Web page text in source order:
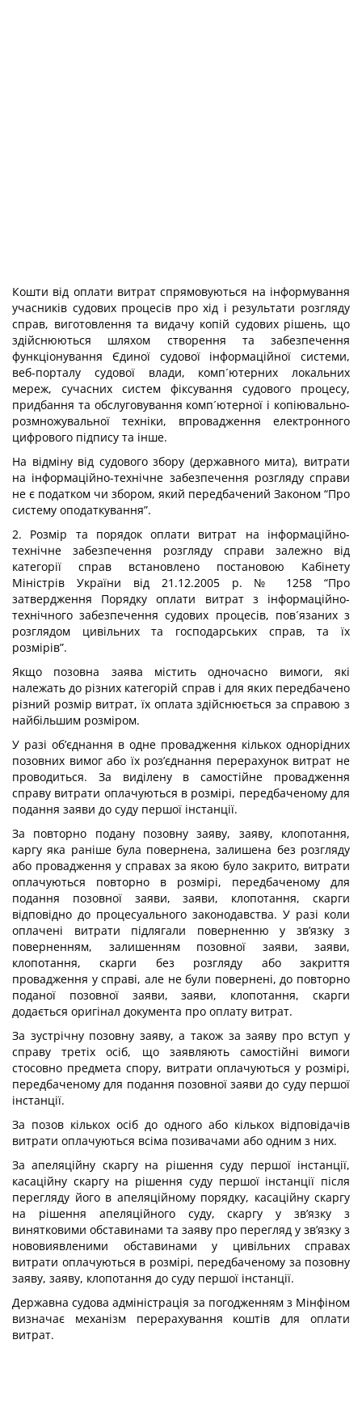
Кошти від оплати витрат спрямовуються на інформування
учасників судових процесів про хід і результати розгляду
справ, виготовлення та видачу копій судових рішень, що
здійснюються шляхом створення та забезпечення
функціонування Єдиної судової інформаційної системи,
веб-порталу судової влади, комп´ютерних локальних
мереж, сучасних систем фіксування судового процесу,
придбання та обслуговування комп´ютерної і копіювально-
розмножувальної техніки, впровадження електронного
цифрового підпису та інше.
На відміну від судового збору (державного мита), витрати
на інформаційно-технічне забезпечення розгляду справи
не є податком чи збором, який передбачений Законом “Про
систему оподаткування”.
2. Розмір та порядок оплати витрат на інформаційно-
технічне забезпечення розгляду справи залежно від
категорії справ встановлено постановою Кабінету
Міністрів України від 21.12.2005 р. № 1258 “Про
затвердження Порядку оплати витрат з інформаційно-
технічного забезпечення судових процесів, пов´язаних з
розглядом цивільних та господарських справ, та їх
розмірів”.
Якщо позовна заява містить одночасно вимоги, які
належать до різних категорій справ і для яких передбачено
різний розмір витрат, їх оплата здійснюється за справою з
найбільшим розміром.
У разі об’єднання в одне провадження кількох однорідних
позовних вимог або їх роз’єднання перерахунок витрат не
проводиться. За виділену в самостійне провадження
справу витрати оплачуються в розмірі, передбаченому для
подання заяви до суду першої інстанції.
За повторно подану позовну заяву, заяву, клопотання,
каргу яка раніше була повернена, залишена без розгляду
або провадження у справах за якою було закрито, витрати
оплачуються повторно в розмірі, передбаченому для
подання позовної заяви, заяви, клопотання, скарги
відповідно до процесуального законодавства. У разі коли
оплачені витрати підлягали поверненню у зв’язку з
поверненням, залишенням позовної заяви, заяви,
клопотання, скарги без розгляду або закриття
провадження у справі, але не були повернені, до повторно
поданої позовної заяви, заяви, клопотання, скарги
додається оригінал документа про оплату витрат.
За зустрічну позовну заяву, а також за заяву про вступ у
справу третіх осіб, що заявляють самостійні вимоги
стосовно предмета спору, витрати оплачуються у розмірі,
передбаченому для подання позовної заяви до суду першої
інстанції.
За позов кількох осіб до одного або кількох відповідачів
витрати оплачуються всіма позивачами або одним з них.
За апеляційну скаргу на рішення суду першої інстанції,
касаційну скаргу на рішення суду першої інстанції після
перегляду його в апеляційному порядку, касаційну скаргу
на рішення апеляційного суду, скаргу у зв’язку з
винятковими обставинами та заяву про перегляд у зв’язку з
нововиявленими обставинами у цивільних справах
витрати оплачуються в розмірі, передбаченому за позовну
заяву, заяву, клопотання до суду першої інстанції.
Державна судова адміністрація за погодженням з Мінфіном
визначає механізм перерахування коштів для оплати
витрат.